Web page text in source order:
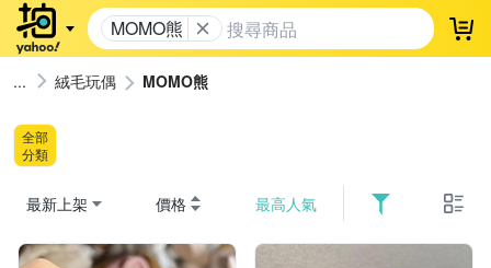
MOMO熊 登
絨毛玩偶 MOMO熊
全部
分類
最新上架 價格 最高人氣